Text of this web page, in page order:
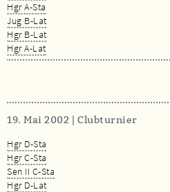
Hgr A-Sta
Jug B-Lat
Hgr B-Lat
Hgr A-Lat
19. Mai 2002 | Clubturnier
Hgr D-Sta
Hgr C-Sta
Sen II C-Sta
Hgr D-Lat